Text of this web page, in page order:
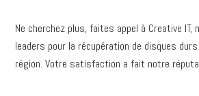
Ne cherchez plus, faites appel à Creative IT,
leaders pour la récupération de disques
région. Votre satisfaction a fait notre